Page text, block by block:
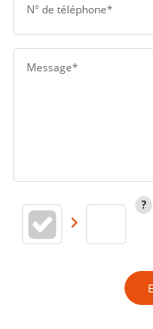
N° de téléphone*
Message*